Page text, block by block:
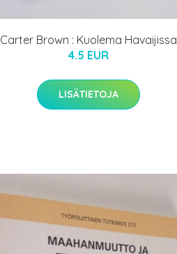
Carter Brown : Kuolema Havaijissa
4.5 EUR
LISÄTIETOJA